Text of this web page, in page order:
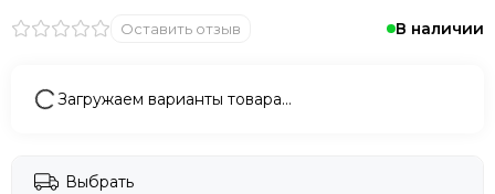
В наличии
Оставить отзыв
Загружаем варианты товара…
Выбрать